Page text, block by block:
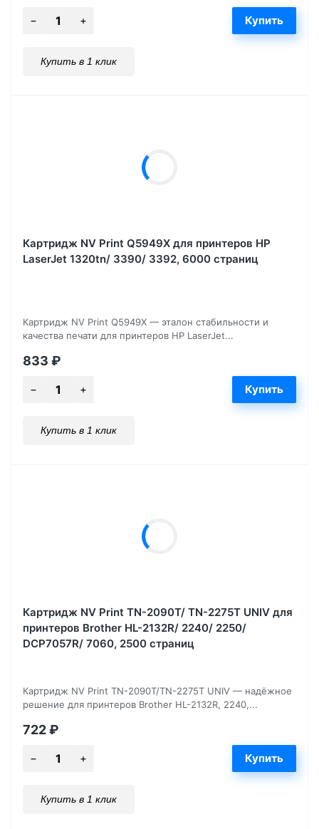
Купить в 1 клик
Картридж NV Print Q5949X для принтеров HP
LaserJet 1320tn/ 3390/ 3392, 6000 страниц
Картридж NV Print Q5949X — эталон стабильности и
качества печати для принтеров HP LaserJet...
833 ₽
Купить в 1 клик
Картридж NV Print TN-2090T/ TN-2275T UNIV для
принтеров Brother HL-2132R/ 2240/ 2250/
DCP7057R/ 7060, 2500 страниц
Картридж NV Print TN-2090T/TN-2275T UNIV — надёжное
решение для принтеров Brother HL-2132R, 2240,...
722₽
Купить в 1 клик